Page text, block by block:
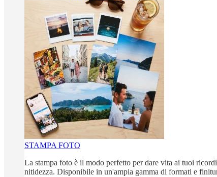
STAMPA FOTO
La stampa foto è il modo perfetto per dare vita ai tuoi
nitidezza. Disponibile in un'ampia gamma di formati e